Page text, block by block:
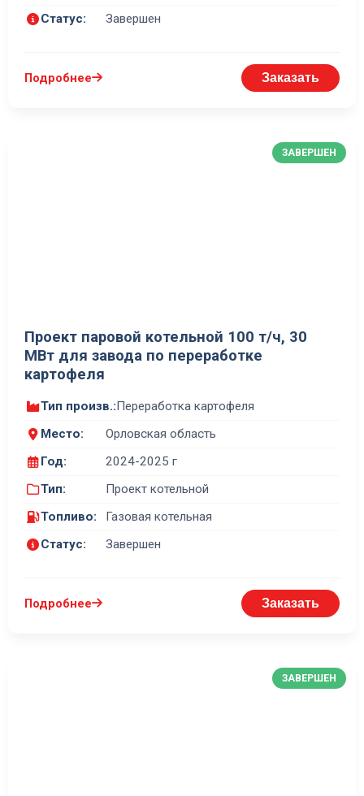
Статус:
Завершен
Подробнее Заказать
ЗАВЕРШЕН
Проект паровой котельной 100 т/ч, 30
МВт для завода по переработке
картофеля
Тип произв.: Переработка картофеля
Место:
Орловская область
Год:
2024-2025 г
Тип:
Проект котельной
Топливо:
Газовая котельная
Статус:
Завершен
Подробнее Заказать
ЗАВЕРШЕН